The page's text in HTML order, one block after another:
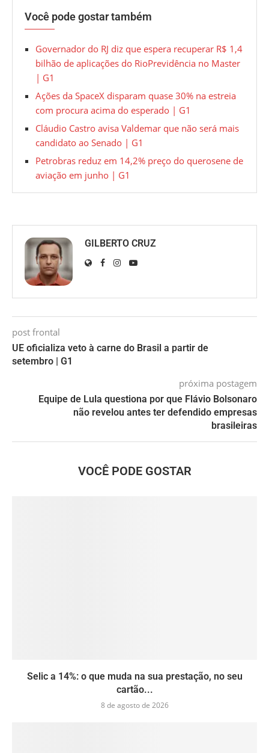
Você pode gostar também
Governador do RJ diz que espera recuperar R$ 1,4
bilhão de aplicações do RioPrevidência no Master
| G1
Ações da SpaceX disparam quase 30% na estreia
com procura acima do esperado | G1
Cláudio Castro avisa Valdemar que não será mais
candidato ao Senado | G1
Petrobras reduz em 14,2% preço do querosene de
aviação em junho | G1
GILBERTO CRUZ
post frontal
UE oficializa veto à carne do Brasil a partir de
setembro | G1
próxima postagem
Equipe de Lula questiona por que Flávio Bolsonaro
não revelou antes ter defendido empresas
brasileiras
VOCÊ PODE GOSTAR
Selic a 14%: o que muda na sua prestação, no seu
cartão...
8 de agosto de 2026